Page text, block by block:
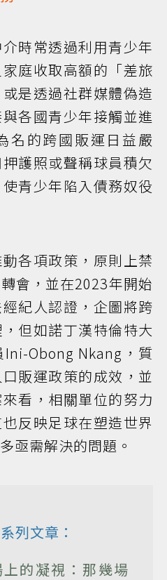
時常透過利用青少年
庭收取高額的「差旅
是透過社群媒體偽造
各國青少年接觸並進
名的跨國販運日益嚴
護照或聲稱球員積欠
青少年陷入債務奴役
各項政策，原則上禁
會，並在2023年開始
紀人認證，企圖將跨
但如諾丁漢特倫特大
Obong Nkang，質
販運政策的成效，並
看，相關單位的努力
反映足球在塑造世界
亟需解決的問題。
列文章：
的凝視：那幾場